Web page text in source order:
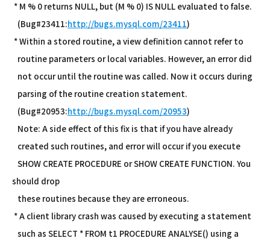
* M % 0 returns NULL, but (M % 0) IS NULL evaluated to false.
(Bug#23411:http://bugs.mysql.com/23411)
* Within a stored routine, a view definition cannot refer to
routine parameters or local variables. However, an error did
not occur until the routine was called. Now it occurs during
parsing of the routine creation statement.
(Bug#20953:http://bugs.mysql.com/20953)
Note: A side effect of this fix is that if you have already
created such routines, and error will occur if you execute
SHOW CREATE PROCEDURE or SHOW CREATE FUNCTION. You
should drop
these routines because they are erroneous.
* A client library crash was caused by executing a statement
such as SELECT * FROM t1 PROCEDURE ANALYSE() using a